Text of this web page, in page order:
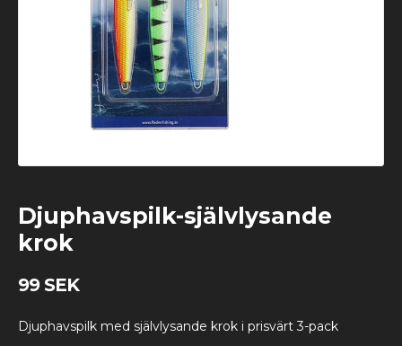
Djuphavspilk-självlysande
krok
99 SEK
Djuphavspilk med självlysande krok i prisvärt 3-pack